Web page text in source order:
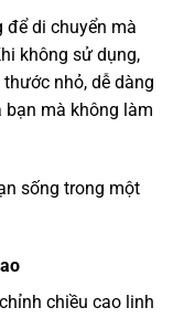
để di chuyển mà
không sử dụng,
nhỏ, dễ dàng
mà không làm
sống trong một
chiều cao linh